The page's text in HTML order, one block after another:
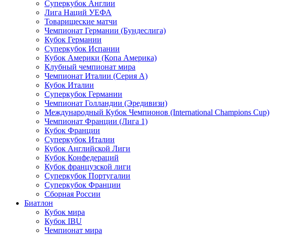
Суперкубок Англии
Лига Наций УЕФА
Товарищеские матчи
Чемпионат Германии (Бундеслига)
Кубок Германии
Суперкубок Испании
Кубок Америки (Копа Америка)
Клубный чемпионат мира
Чемпионат Италии (Серия А)
Кубок Италии
Суперкубок Германии
Чемпионат Голландии (Эредивизи)
Международный Кубок Чемпионов (International Champions Cup)
Чемпионат Франции (Лига 1)
Кубок Франции
Суперкубок Италии
Кубок Английской Лиги
Кубок Конфедераций
Кубок французской лиги
Суперкубок Португалии
Суперкубок Франции
Сборная России
Биатлон
Кубок мира
Кубок IBU
Чемпионат мира